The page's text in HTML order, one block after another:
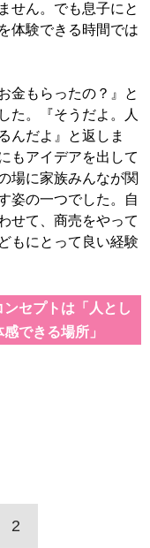
せん。でも息子にと
体験できる時間では
金もらったの？』と
た。『そうだよ。人
んだよ』と返しま
もアイデアを出して
場に家族みんなが関
姿の一つでした。自
せて、商売をやって
もにとって良い経験
セプトは「人とし
できる場所」
2